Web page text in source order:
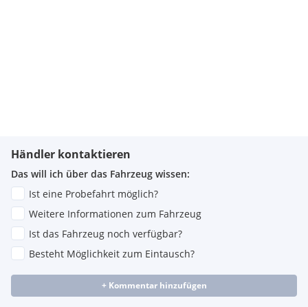
Händler kontaktieren
Das will ich über das Fahrzeug wissen:
Ist eine Probefahrt möglich?
Weitere Informationen zum Fahrzeug
Ist das Fahrzeug noch verfügbar?
Besteht Möglichkeit zum Eintausch?
+ Kommentar hinzufügen